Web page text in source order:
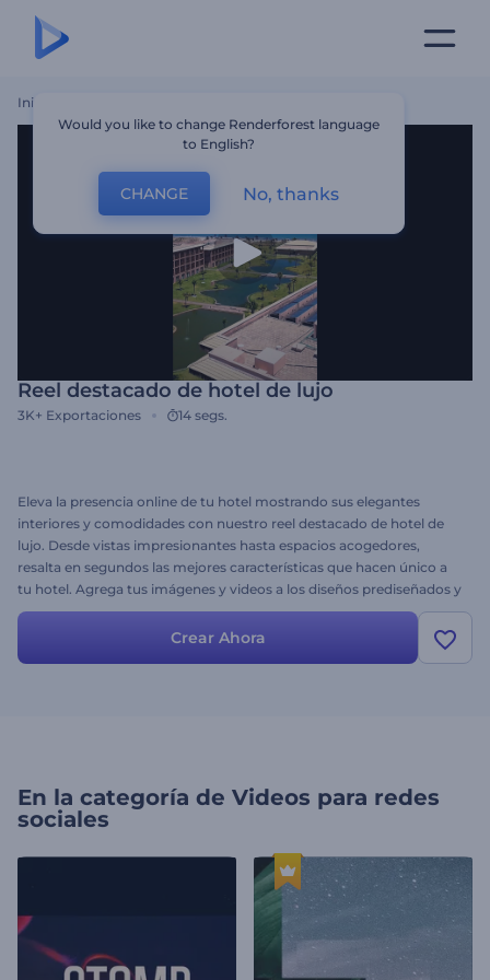
Inicio
Reel destacado de hotel de lujo
3K+ Exportaciones 14 segs.
Eleva la presencia online de tu hotel mostrando sus elegantes
interiores y comodidades con nuestro reel destacado de hotel de
lujo. Desde vistas impresionantes hasta espacios acogedores,
resalta en segundos las mejores características que hacen único a
tu hotel. Agrega tus imágenes y videos a los diseños prediseñados y
elige música de fondo para inspirar a futuros huéspedes. ¡Crea el
tuyo ahora y convierte tu hotel en la opción favorita para los
viajeros!
Crear Ahora
En la categoría de Videos para redes
sociales
Would you like to change Renderforest language
to English?
CHANGE No, thanks